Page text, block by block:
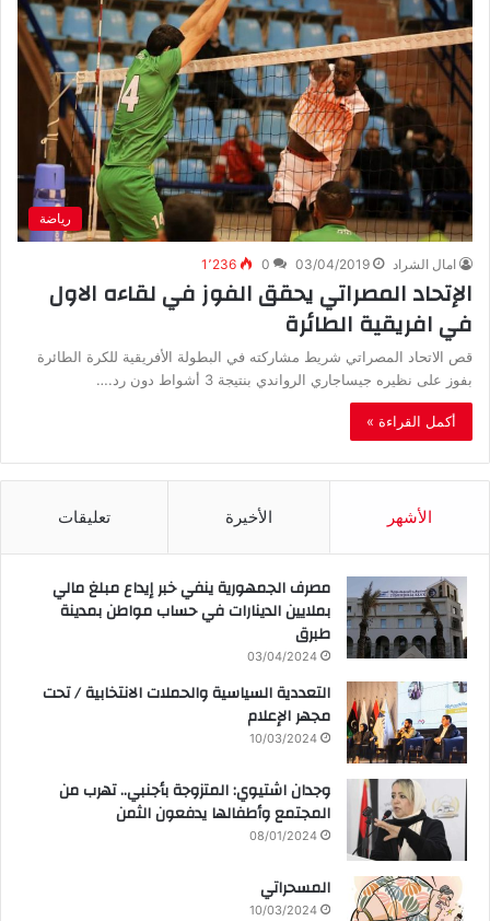
رياضة
امال الشراد 03/04/2019
0 1٬236
الإتحاد المصراتي يحقق الفوز في لقاءه الاول
في افريقية الطائرة
قص الاتحاد المصراتي شريط مشاركته في البطولة الأفريقية للكرة الطائرة
بفوز على نظيره جيساجاري الرواندي بنتيجة 3 أشواط دون رد.…
أكمل القراءة »
الأشهر الأخيرة تعليقات
مصرف الجمهورية ينفي خبر إيداع مبلغ مالي
بملايين الدينارات في حساب مواطن بمدينة
طبرق
03/04/2024
التعددية السياسية والحملات الانتخابية / تحت
مجهر الإعلام
10/03/2024
وجدان اشتيوي: المتزوجة بأجنبي.. تهرب من
المجتمع وأطفالها يدفعون الثمن
08/01/2024
المسحراتي
10/03/2024